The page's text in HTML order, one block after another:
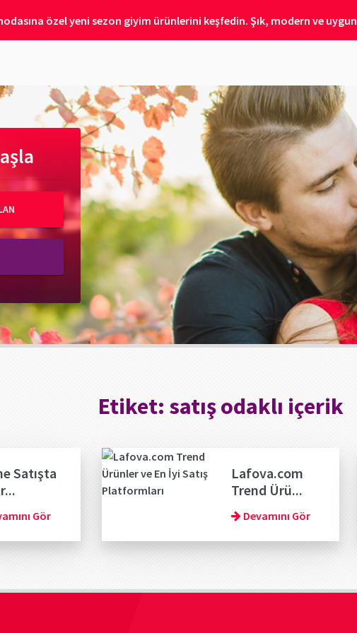
özel yeni sezon giyim ürünlerini keşfedin. Şık, modern ve uygun
Etiket: satış odaklı içerik
Satışta
Gör
Lafova.com
Trend Ürü...
Devamını Gör